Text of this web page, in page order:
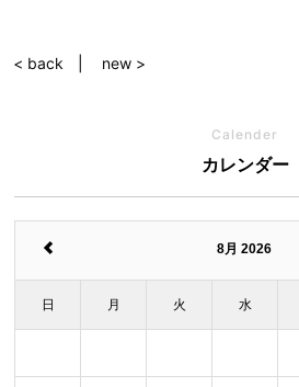
< back new >
Calender
カレンダー
8月 2026
日 月 火 水